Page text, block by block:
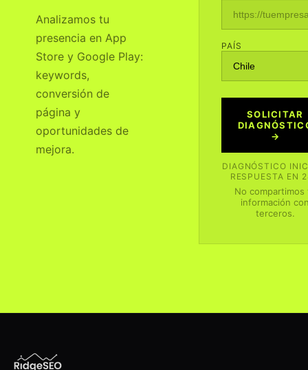
Analizamos tu
presencia en App
Store y Google Play:
keywords,
conversión de
página y
oportunidades de
mejora.
PAÍS
SOLICITAR
→
DIAGNÓSTICO
RESPUESTA EN
No compartimos
información
terceros.